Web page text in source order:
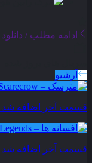
ادامه مطلب / دانلود
آرشیو
قسمت آخر اضافه شد
قسمت آخر اضافه شد